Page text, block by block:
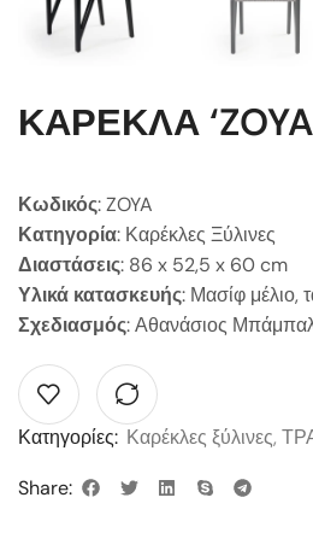
ΚΑΡΕΚΛΑ
Κωδικός: ZOYA
Κατηγορία: Καρέκλες Ξύλινες
Διαστάσεις: 86 x 52,5 x 60 cm
Υλικά κατασκευής: Μασίφ μέλιο,
Σχεδιασμός: Αθανάσιος
Κατηγορίες: Καρέκλες ξύλινες,
Share: